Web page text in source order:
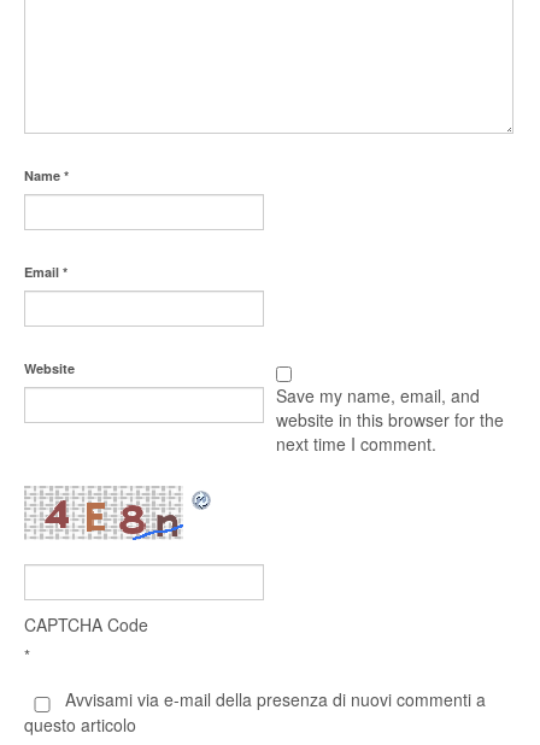
Name *
Email *
Website
Save my name, email, and
website in this browser for the
next time I comment.
CAPTCHA Code
*
Avvisami via e-mail della presenza di nuovi commenti a
questo articolo